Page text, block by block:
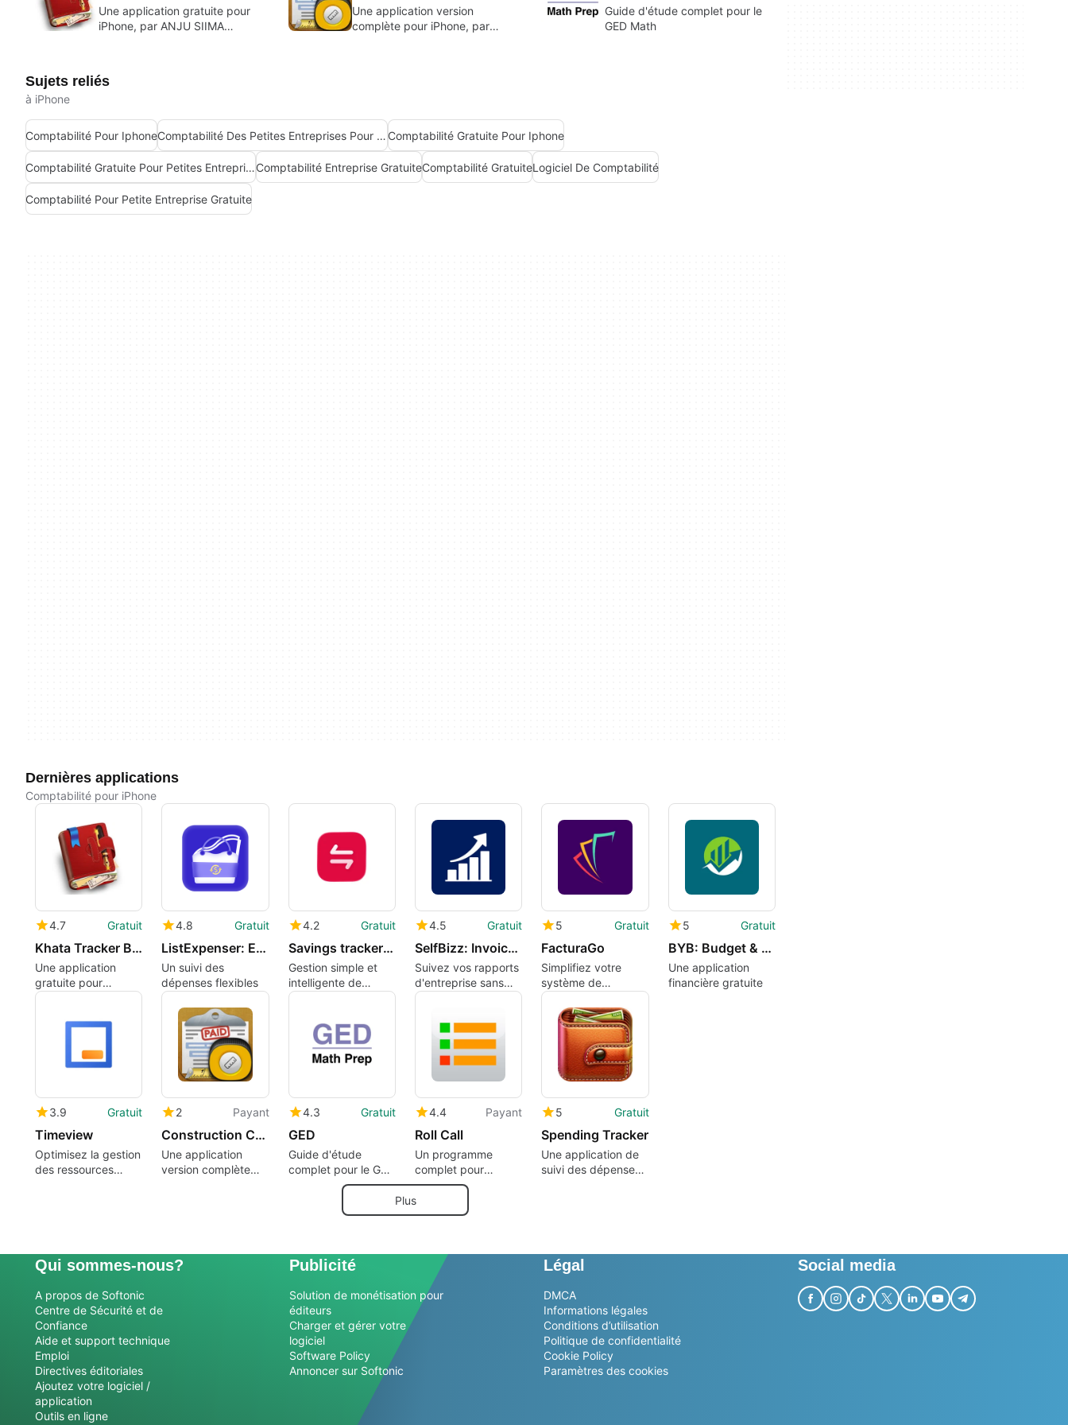
Une application gratuite pour
iPhone, par ANJU SIIMA
Une application version
complète pour iPhone, par
Guide d'étude complet pour le
GED Math
Sujets reliés
à iPhone
Comptabilité Pour Iphone Comptabilité Des Petites Entreprises Pour Iphone Comptabilité Gratuite Pour Iphone
Comptabilité Gratuite Pour Petites Entreprises Pour IphoneComptabilité Entreprise GratuiteComptabilité GratuiteLogiciel De Comptabilité
Comptabilité Pour Petite Entreprise Gratuite
Dernières applications
Comptabilité pour iPhone
4.7 Gratuit
Khata Tracker Business Ledger Book Udhar Bahi CashBook
Une application
gratuite pour
iPhone, par ANJU
TECHNOLOGIES
4.8 Gratuit
ListExpenser: Expense Tracker
Un suivi des
dépenses flexibles
4.2 Gratuit
Savings tracker – Finza
Gestion simple et
intelligente de
l'argent
4.5 Gratuit
SelfBizz: Invoices & Reports ©
Suivez vos rapports
d'entreprise sans
effort
5 Gratuit
FacturaGo
Simplifiez votre
système de
facturation avec cet
outil de facturation
5 Gratuit
BYB: Budget & Expenses Tracker
Une application
financière gratuite
3.9 Gratuit
Timeview
Optimisez la gestion
des ressources
2 Payant
Construction Cost Estimator
Une application
version complète
4.3 Gratuit
GED
Guide d'étude
complet pour le GED
4.4 Payant
Roll Call
Un programme
complet pour
iPhone, par xu
zhang.
5 Gratuit
Spending Tracker
Une application de
suivi des dépenses
Plus
Qui sommes-nous?
A propos de Softonic
Centre de Sécurité et de
Confiance
Aide et support technique
Emploi
Directives éditoriales
Ajoutez votre logiciel /
application
Outils en ligne
Publicité
Solution de monétisation pour
éditeurs
Charger et gérer votre
logiciel
Software Policy
Annoncer sur Softonic
Légal
DMCA
Informations légales
Conditions d’utilisation
Politique de confidentialité
Cookie Policy
Paramètres des cookies
Social media